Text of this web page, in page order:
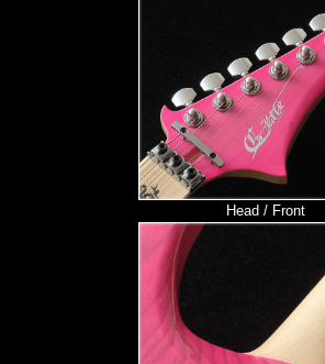
Head / Front